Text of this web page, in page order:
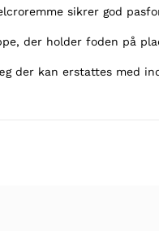
sikrer god
der holder foden på
der kan erstattes med